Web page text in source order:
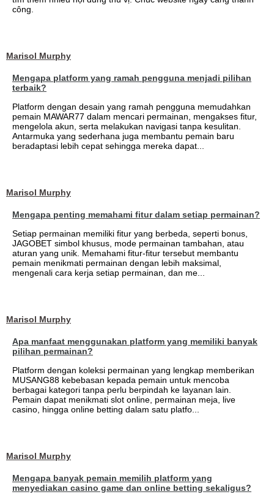
công.
Marisol Murphy
Mengapa platform yang ramah pengguna menjadi pilihan
terbaik?
Platform dengan desain yang ramah pengguna memudahkan
pemain MAWAR77 dalam mencari permainan, mengakses fitur,
mengelola akun, serta melakukan navigasi tanpa kesulitan.
Antarmuka yang sederhana juga membantu pemain baru
beradaptasi lebih cepat sehingga mereka dapat...
Marisol Murphy
Mengapa penting memahami fitur dalam setiap permainan?
Setiap permainan memiliki fitur yang berbeda, seperti bonus,
JAGOBET simbol khusus, mode permainan tambahan, atau
aturan yang unik. Memahami fitur-fitur tersebut membantu
pemain menikmati permainan dengan lebih maksimal,
mengenali cara kerja setiap permainan, dan me...
Marisol Murphy
Apa manfaat menggunakan platform yang memiliki banyak
pilihan permainan?
Platform dengan koleksi permainan yang lengkap memberikan
MUSANG88 kebebasan kepada pemain untuk mencoba
berbagai kategori tanpa perlu berpindah ke layanan lain.
Pemain dapat menikmati slot online, permainan meja, live
casino, hingga online betting dalam satu platfo...
Marisol Murphy
Mengapa banyak pemain memilih platform yang
menyediakan casino game dan online betting sekaligus?